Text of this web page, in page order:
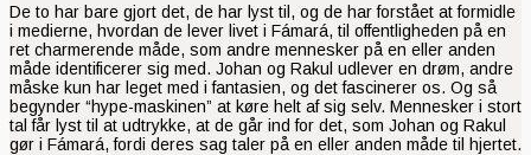
De to har bare gjort det, de har lyst til, og de har forstået at formidle
i medierne, hvordan de lever livet i Fámará, til offentligheden på en
ret charmerende måde, som andre mennesker på en eller anden
måde identificerer sig med. Johan og Rakul udlever en drøm, andre
måske kun har leget med i fantasien, og det fascinerer os. Og så
begynder “hype-maskinen” at køre helt af sig selv. Mennesker i stort
tal får lyst til at udtrykke, at de går ind for det, som Johan og Rakul
gør i Fámará, fordi deres sag taler på en eller anden måde til hjertet.